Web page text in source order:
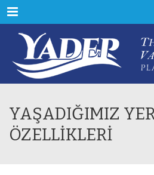
Menu
YAŞADIĞIMIZ
ÖZELLİKLERİ